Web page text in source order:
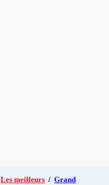
Les meilleurs / Grand